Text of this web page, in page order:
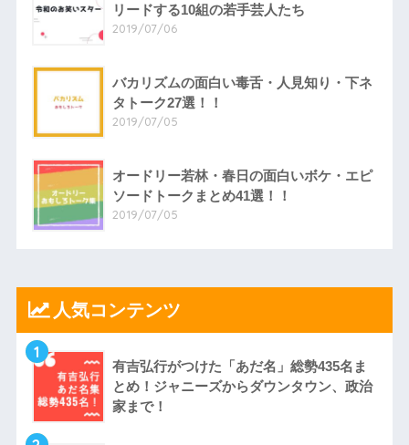
リードする10組の若手芸人たち
2019/07/06
バカリズムの面白い毒舌・人見知り・下ネ
タトーク27選！！
2019/07/05
オードリー若林・春日の面白いボケ・エピ
ソードトークまとめ41選！！
2019/07/05
人気コンテンツ
1
有吉弘行がつけた「あだ名」総勢435名ま
とめ！ジャニーズからダウンタウン、政治
家まで！